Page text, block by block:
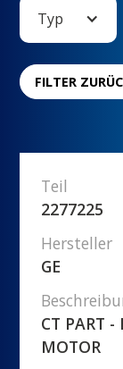
Typ
FILTER
Teil
2277225
Hersteller
GE
CT PART -
MOTOR